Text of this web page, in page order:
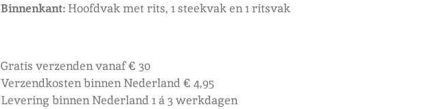
Binnenkant: Hoofdvak met rits, 1 steekvak en 1 ritsvak
Gratis verzenden vanaf € 30
Verzendkosten binnen Nederland € 4,95
Levering binnen Nederland 1 á 3 werkdagen